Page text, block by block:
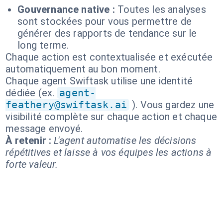
Gouvernance native : Toutes les analyses
sont stockées pour vous permettre de
générer des rapports de tendance sur le
long terme.
Chaque action est contextualisée et exécutée
automatiquement au bon moment.
Chaque agent Swiftask utilise une identité
dédiée (ex. agent-
feathery@swiftask.ai ). Vous gardez une
visibilité complète sur chaque action et chaque
message envoyé.
À retenir : L'agent automatise les décisions
répétitives et laisse à vos équipes les actions à
forte valeur.